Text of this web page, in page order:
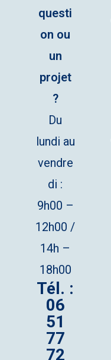
questi
on ou
un
projet
?
Du
lundi au
vendre
di :
9h00 –
12h00 /
14h –
18h00
Tél. :
06
51
77
72